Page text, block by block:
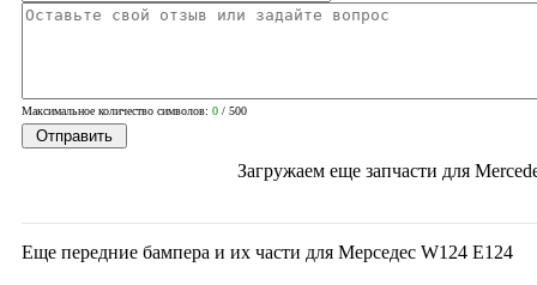
Вопросы? Звоните!
Максимальное количество символов: 0 / 500
Загружаем еще запчасти для
Еще передние бампера и их части для Мерседес W124 Е124